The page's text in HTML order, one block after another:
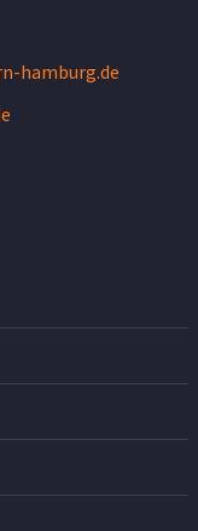
hamburg.de